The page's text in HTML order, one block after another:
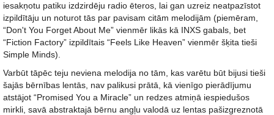
iesakņotu patiku izdzirdēju radio ēteros, lai gan uzreiz neatpazīstot
izpildītāju un noturot tās par pavisam citām melodijām (piemēram,
“Don't You Forget About Me” vienmēr likās kā INXS gabals, bet
“Fiction Factory” izpildītais “Feels Like Heaven” vienmēr šķita tieši
Simple Minds).
Varbūt tāpēc teju neviena melodija no tām, kas varētu būt bijusi tieši
šajās bērnības lentās, nav palikusi prātā, kā vienīgo pierādījumu
atstājot “Promised You a Miracle” un redzes atmiņā iespiedušos
mirkli, savā abstraktajā bērnu angļu valodā uz lentas pašizgreznotā